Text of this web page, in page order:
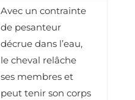
Avec un contrainte
de pesanteur
décrue dans l’eau,
le cheval relâche
ses membres et
peut tenir son corps